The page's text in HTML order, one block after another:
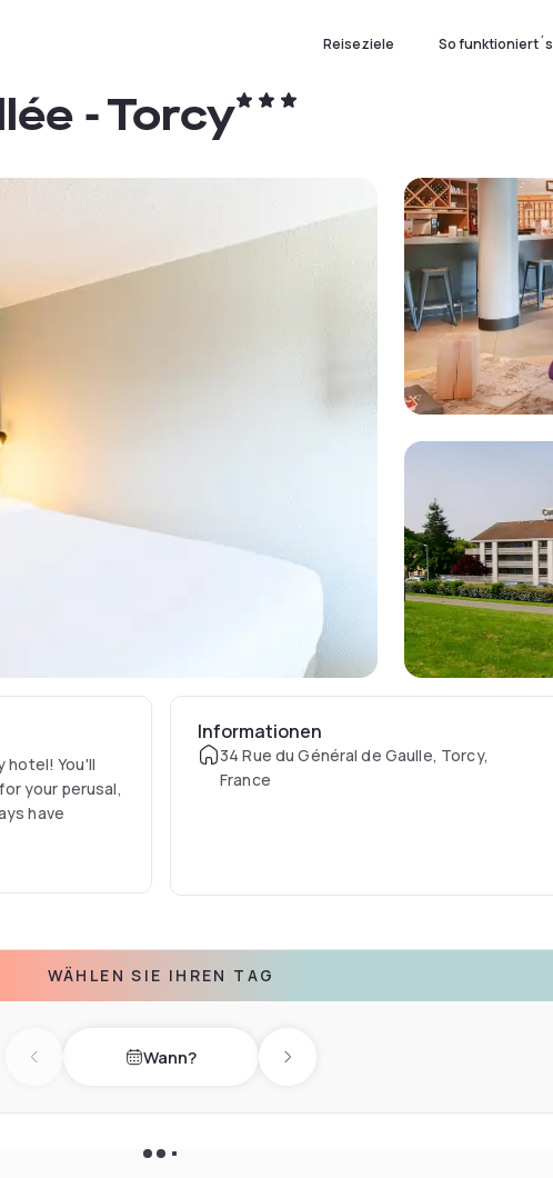
Reiseziele So funktioniert´s
- Torcy
hotel! You'll
your perusal,
have
Informationen
34 Rue du Général de Gaulle, Torcy,
France
WÄHLEN SIE IHREN TAG
Previous day Wann? Next day